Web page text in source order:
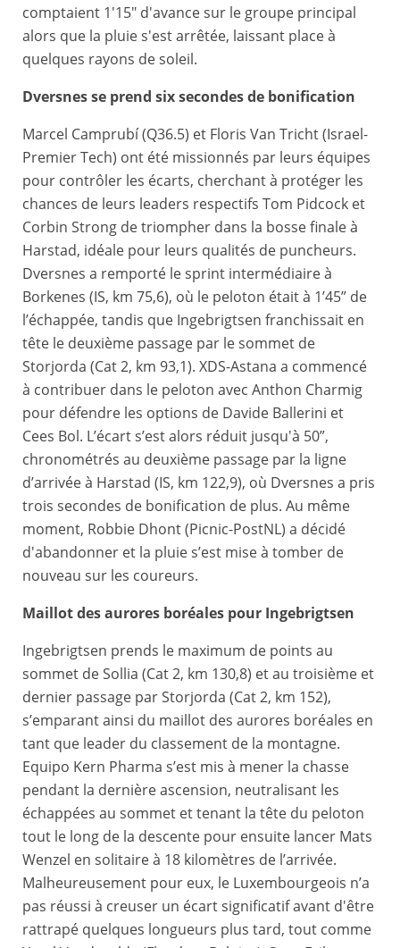
comptaient 1'15" d'avance sur le groupe principal
alors que la pluie s'est arrêtée, laissant place à
quelques rayons de soleil.
Dversnes se prend six secondes de bonification
Marcel Camprubí (Q36.5) et Floris Van Tricht (Israel-
Premier Tech) ont été missionnés par leurs équipes
pour contrôler les écarts, cherchant à protéger les
chances de leurs leaders respectifs Tom Pidcock et
Corbin Strong de triompher dans la bosse finale à
Harstad, idéale pour leurs qualités de puncheurs.
Dversnes a remporté le sprint intermédiaire à
Borkenes (IS, km 75,6), où le peloton était à 1’45” de
l’échappée, tandis que Ingebrigtsen franchissait en
tête le deuxième passage par le sommet de
Storjorda (Cat 2, km 93,1). XDS-Astana a commencé
à contribuer dans le peloton avec Anthon Charmig
pour défendre les options de Davide Ballerini et
Cees Bol. L’écart s’est alors réduit jusqu'à 50”,
chronométrés au deuxième passage par la ligne
d’arrivée à Harstad (IS, km 122,9), où Dversnes a pris
trois secondes de bonification de plus. Au même
moment, Robbie Dhont (Picnic-PostNL) a décidé
d'abandonner et la pluie s’est mise à tomber de
nouveau sur les coureurs.
Maillot des aurores boréales pour Ingebrigtsen
Ingebrigtsen prends le maximum de points au
sommet de Sollia (Cat 2, km 130,8) et au troisième et
dernier passage par Storjorda (Cat 2, km 152),
s’emparant ainsi du maillot des aurores boréales en
tant que leader du classement de la montagne.
Equipo Kern Pharma s’est mis à mener la chasse
pendant la dernière ascension, neutralisant les
échappées au sommet et tenant la tête du peloton
tout le long de la descente pour ensuite lancer Mats
Wenzel en solitaire à 18 kilomètres de l’arrivée.
Malheureusement pour eux, le Luxembourgeois n’a
pas réussi à creuser un écart significatif avant d'être
rattrapé quelques longueurs plus tard, tout comme